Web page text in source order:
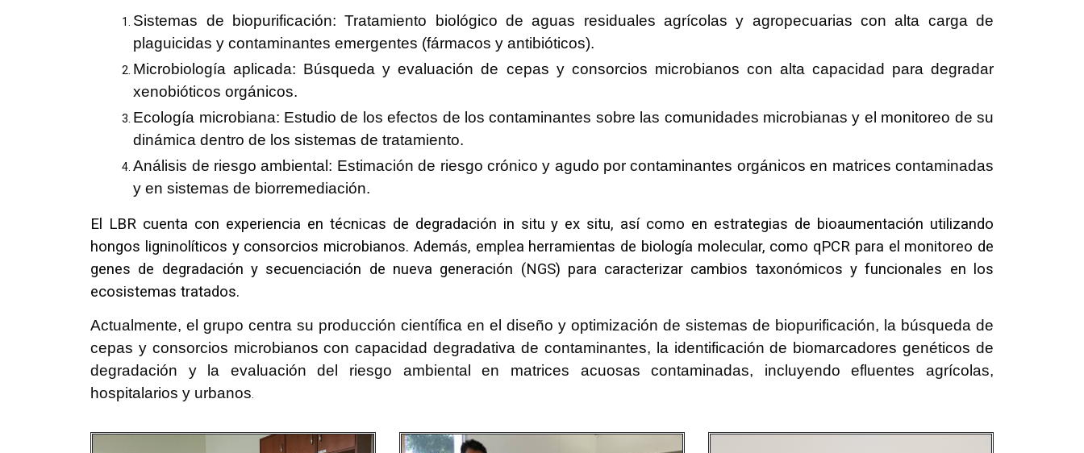
Sistemas de biopurificación: Tratamiento biológico de aguas residuales agrícolas y agropecuarias con alta carga de
plaguicidas y contaminantes emergentes (fármacos y antibióticos).
Microbiología aplicada: Búsqueda y evaluación de cepas y consorcios microbianos con alta capacidad para degradar
xenobióticos orgánicos.
Ecología microbiana: Estudio de los efectos de los contaminantes sobre las comunidades microbianas y el monitoreo de su
dinámica dentro de los sistemas de tratamiento.
Análisis de riesgo ambiental: Estimación de riesgo crónico y agudo por contaminantes orgánicos en matrices contaminadas
y en sistemas de biorremediación.
El LBR cuenta con experiencia en técnicas de degradación in situ y ex situ, así como en estrategias de bioaumentación utilizando
hongos ligninolíticos y consorcios microbianos. Además, emplea herramientas de biología molecular, como qPCR para el monitoreo de
genes de degradación y secuenciación de nueva generación (NGS) para caracterizar cambios taxonómicos y funcionales en los
ecosistemas tratados.
Actualmente, el grupo centra su producción científica en el diseño y optimización de sistemas de biopurificación, la búsqueda de
cepas y consorcios microbianos con capacidad degradativa de contaminantes, la identificación de biomarcadores genéticos de
degradación y la evaluación del riesgo ambiental en matrices acuosas contaminadas, incluyendo efluentes agrícolas,
hospitalarios y urbanos.